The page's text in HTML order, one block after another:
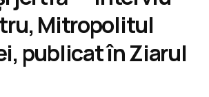
Mitropolitul
publicat în Ziarul